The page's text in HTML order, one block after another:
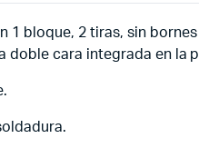
1 bloque, 2 tiras, sin
doble cara integrada en la